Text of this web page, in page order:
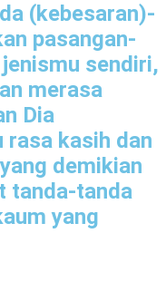
(kebesaran)-
pasangan-
sendiri,
merasa
Dia
rasa kasih dan
demikian
tanda-tanda
yang